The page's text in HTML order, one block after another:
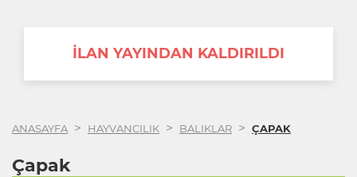
İLAN YAYINDAN KALDIRILDI
ANASAYFA > HAYVANCILIK > BALIKLAR > ÇAPAK
Çapak